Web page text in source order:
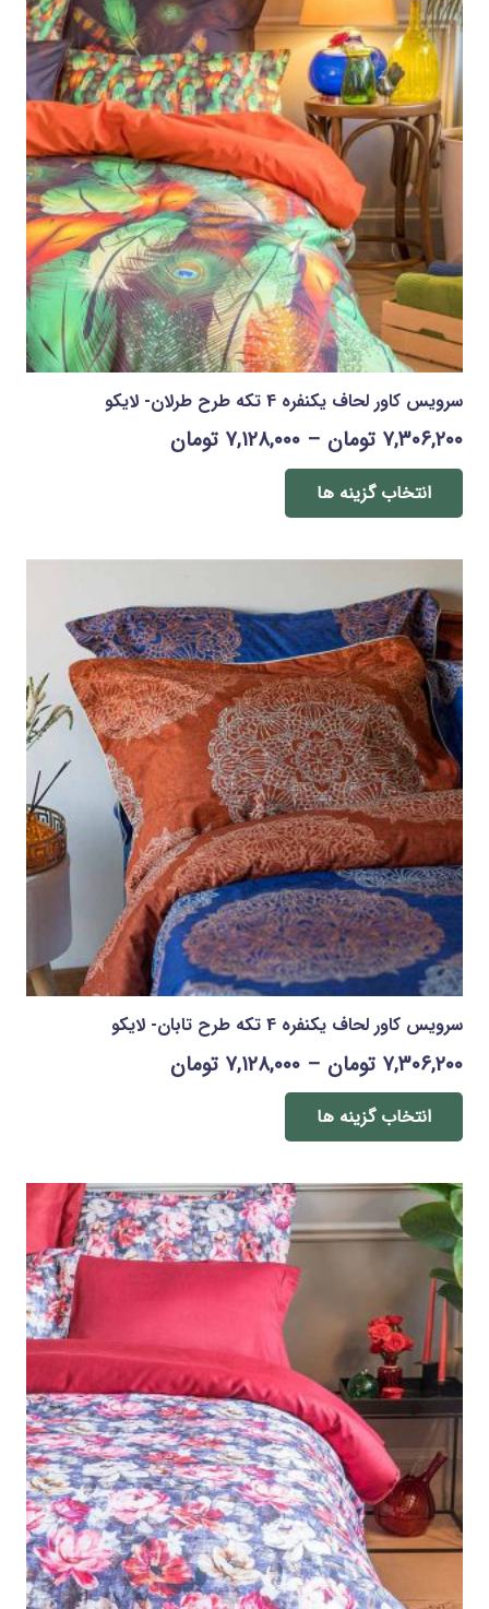
سرویس کاور لحاف یکنفره 4 تکه طرح طرلان- لایکو
۷,۳۰۶,۲۰۰ تومان – ۷,۱۲۸,۰۰۰ تومانPrice
۷,۳۰۶,۲۰۰ تومان
انتخاب گزینه ها
باشد.
گزینه
ها
ممکن
است
در
صفحه
محصول
انتخاب
شوند
سرویس کاور لحاف یکنفره 4 تکه طرح تابان- لایکو
۷,۳۰۶,۲۰۰ تومان – ۷,۱۲۸,۰۰۰ تومانPrice
۷,۳۰۶,۲۰۰ تومان
انتخاب گزینه ها
مختلفی
می
باشد.
گزینه
است
در
صفحه
محصول
انتخاب
شوند